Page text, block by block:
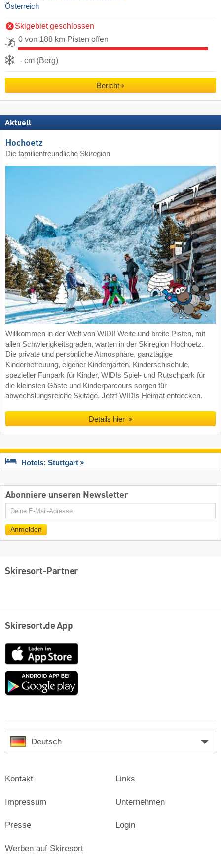
Österreich
Skigebiet geschlossen
0 von 188 km Pisten offen
- cm (Berg)
Bericht
Aktuell
Hochoetz
Die familienfreundliche Skiregion
Willkommen in der Welt von WIDI! Weite und breite Pisten, mit
allen Schwierigkeitsgraden, warten in der Skiregion Hochoetz.
Die private und persönliche Atmosphäre, ganztägige
Kinderbetreuung, eigener Kindergarten, Kinderschischule,
spezieller Funpark für Kinder, WIDIs Spiel- und Rutschpark für
die kleinsten Gäste und Kinderparcours sorgen für
abwechslungsreiche Skitage. Jetzt WIDIs Heimat entdecken.
Details hier
Hotels: Stuttgart
Abonniere unseren Newsletter
E-
Mail
Anmelden
Skiresort-Partner
Skiresort.de App
App
Store
Google
Deutsch
Kontakt
Impressum
Presse
Links
Unternehmen
Login
Werben auf Skiresort